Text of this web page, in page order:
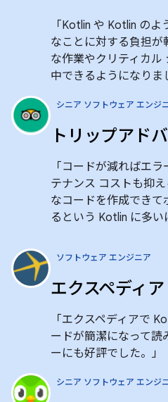
「Kotlin や Kotlin の
なことに対する負担
な作業やクリティカル
中できるようになりま
シニア ソフトウェア エンジ
トリップアド
「コードが減ればエ
テナンス コストも抑
なコードを作成できて
るという Kotlin に多い
ソフトウェア エンジニア
エクスペディア
「エクスペディアで
ードが簡潔になって読
ーにも好評でした。」
シニア ソフトウェア エンジ